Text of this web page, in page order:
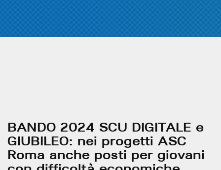
BANDO 2024 SCU DIGITALE e
GIUBILEO: nei progetti ASC
Roma anche posti per giovani